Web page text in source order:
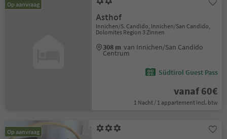
Op aanvraag
Asthof
Innichen/S. Candido, Innichen/San Candido,
Dolomites Region 3 Zinnen
308 m van Innichen/San Candido
Centrum
Südtirol Guest Pass
vanaf 60€
1 Nacht / 1 appartement Incl. btw
Op aanvraag